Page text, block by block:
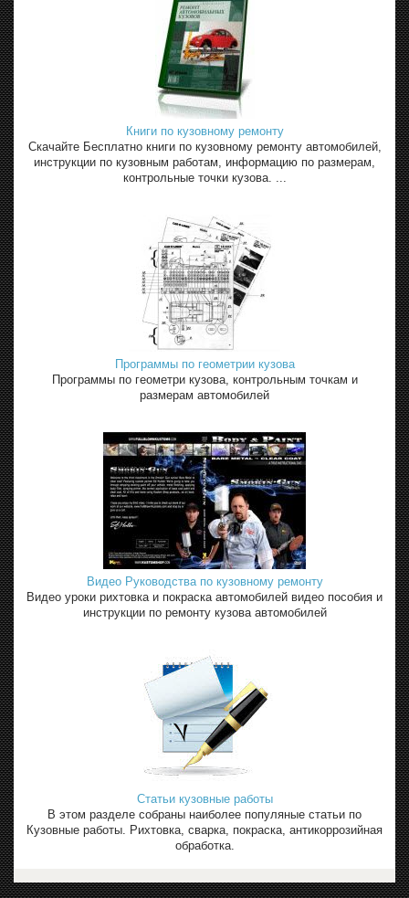
Книги по кузовному ремонту
Скачайте Бесплатно книги по кузовному ремонту автомобилей,
инструкции по кузовным работам, информацию по размерам,
контрольные точки кузова. ...
Программы по геометрии кузова
Программы по геометри кузова, контрольным точкам и
размерам автомобилей
Видео Руководства по кузовному ремонту
Видео уроки рихтовка и покраска автомобилей видео пособия и
инструкции по ремонту кузова автомобилей
Статьи кузовные работы
В этом разделе собраны наиболее популяные статьи по
Кузовные работы. Рихтовка, сварка, покраска, антикоррозийная
обработка.